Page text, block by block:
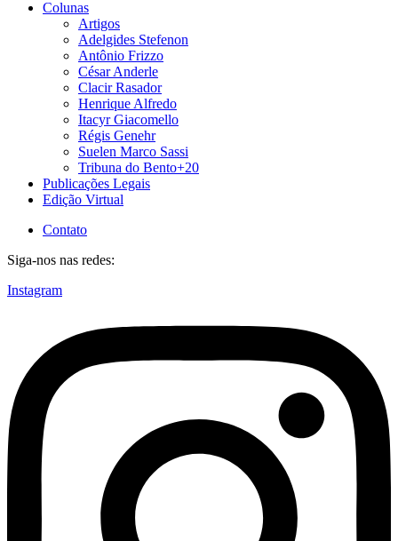
Colunas
Artigos
Adelgides Stefenon
Antônio Frizzo
César Anderle
Clacir Rasador
Henrique Alfredo
Itacyr Giacomello
Régis Genehr
Suelen Marco Sassi
Tribuna do Bento+20
Publicações Legais
Edição Virtual
Contato
Siga-nos nas redes:
Instagram